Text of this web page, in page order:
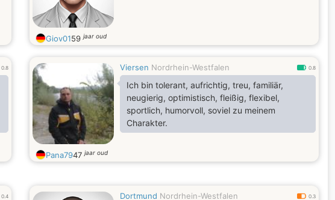
Giov0159jaar oud
0.8 Viersen Nordrhein-Westfalen 0.8
Ich bin tolerant, aufrichtig, treu, familiär,
neugierig, optimistisch, fleißig, flexibel,
sportlich, humorvoll, soviel zu meinem
Charakter.
Pana7947jaar oud
0.4 Dortmund Nordrhein-Westfalen 0.3